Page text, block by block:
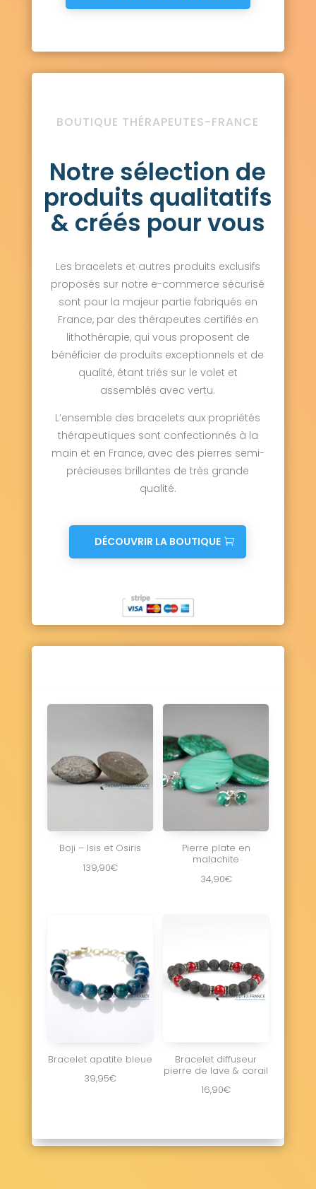
BOUTIQUE THÉRAPEUTES-FRANCE
Notre sélection de
produits qualitatifs
& créés pour vous
Les bracelets et autres produits exclusifs
proposés sur notre e-commerce sécurisé
sont pour la majeur partie fabriqués en
France, par des thérapeutes certifiés en
lithothérapie, qui vous proposent de
bénéficier de produits exceptionnels et de
qualité, étant triés sur le volet et
assemblés avec vertu.
L’ensemble des bracelets aux propriétés
thérapeutiques sont confectionnés à la
main et en France, avec des pierres semi-
précieuses brillantes de très grande
qualité.
DÉCOUVRIR LA BOUTIQUE
Boji – Isis et Osiris
139,90€
Pierre plate en
malachite
34,90€
Bracelet apatite bleue
39,95€
Bracelet diffuseur
pierre de lave & corail
16,90€